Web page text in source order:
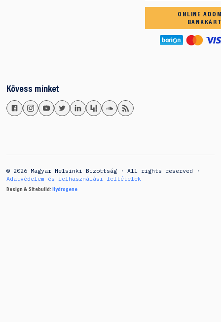
ONLINE
Kövess minket
© 2026 Magyar Helsinki Bizottság · All rights reserved ·
Adatvédelem és felhasználási feltételek
Design & Sitebuild: Hydrogene